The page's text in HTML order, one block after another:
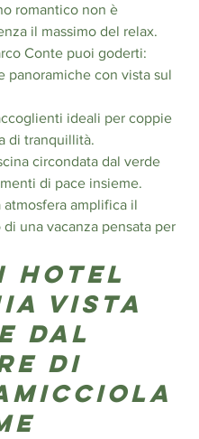
romantico non è
il massimo del relax.
Conte puoi goderti:
panoramiche con vista sul
ideali per coppie
di tranquillità.
circondata dal verde
di pace insieme.
atmosfera amplifica il
di una vacanza pensata per
hotel
vista
dal
di